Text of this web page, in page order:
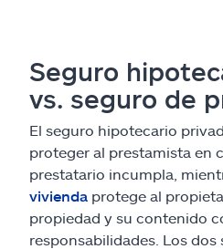
Seguro
vs. seguro de
El seguro hipotecario
proteger al prestamista en
prestatario incumpla,
vivienda protege al
propiedad y su contenido
responsabilidades. Los